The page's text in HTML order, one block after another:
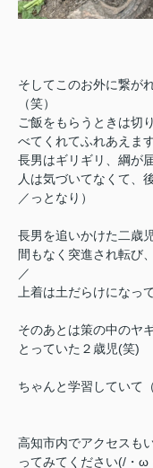
そしてこのお外に繋が
（笑）
ご飯をもらうときは切
べてくれてふれあえま
長男はギリギリ、綱が
人は気づいてなくて、
／っとなり）
長男を追いかけた二歳
間もなく突進され転び
／
上着は土だらけになっ
そのあとは策の中のヤ
とっていた２歳児(笑)
ちゃんと学習していて（
高知市内でアクセスも
ってみてください(/・ω